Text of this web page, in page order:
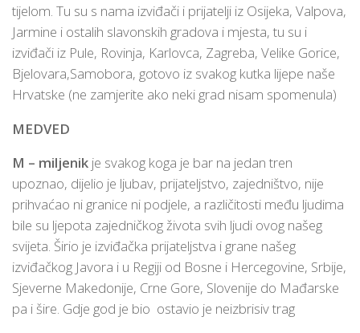
tijelom. Tu su s nama izviđači i prijatelji iz Osijeka, Valpova,
Jarmine i ostalih slavonskih gradova i mjesta, tu su i
izviđači iz Pule, Rovinja, Karlovca, Zagreba, Velike Gorice,
Bjelovara,Samobora, gotovo iz svakog kutka lijepe naše
Hrvatske (ne zamjerite ako neki grad nisam spomenula)
MEDVED
M – miljenik je svakog koga je bar na jedan tren
upoznao, dijelio je ljubav, prijateljstvo, zajedništvo, nije
prihvaćao ni granice ni podjele, a različitosti među ljudima
bile su ljepota zajedničkog života svih ljudi ovog našeg
svijeta. Širio je izviđačka prijateljstva i grane našeg
izviđačkog Javora i u Regiji od Bosne i Hercegovine, Srbije,
Sjeverne Makedonije, Crne Gore, Slovenije do Mađarske
pa i šire. Gdje god je bio ostavio je neizbrisiv trag